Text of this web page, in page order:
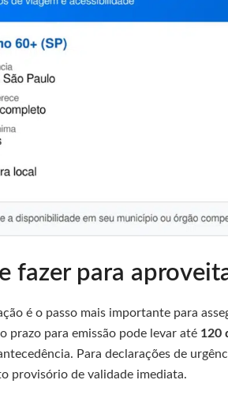
fazer para
é o passo mais importante para
prazo para emissão pode levar até 120
Para declarações de
provisório de validade imediata.